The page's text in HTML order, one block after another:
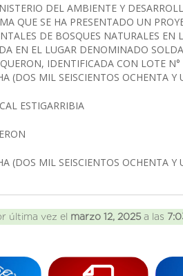
DEL AMBIENTE Y
QUE SE HA PRESENTADO UN
DE BOSQUES NATURALES EN
EN EL LUGAR DENOMINADO
IDENTIFICADA CON LOTE
(DOS MIL SEISCIENTOS OCHENTA Y
ESTIGARRIBIA
(DOS MIL SEISCIENTOS OCHENTA Y
última vez el marzo 12, 2025 a las